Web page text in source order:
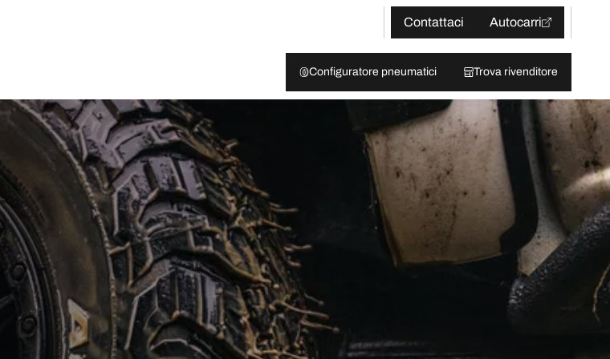
Contattaci
Autocarri
Configuratore pneumatici Trova rivenditore